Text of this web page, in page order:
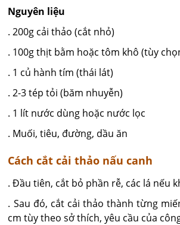
Nguyên liệu
. 200g cải thảo (cắt nhỏ)
. 100g thịt bằm hoặc tôm khô (tùy
. 1 củ hành tím (thái lát)
. 2-3 tép tỏi (băm nhuyễn)
. 1 lít nước dùng hoặc nước lọc
. Muối, tiêu, đường, dầu ăn
Cách cắt cải thảo nấu canh
. Đầu tiên, cắt bỏ phần rễ, các lá nếu
. Sau đó, cắt cải thảo thành từng
cm tùy theo sở thích, yêu cầu của